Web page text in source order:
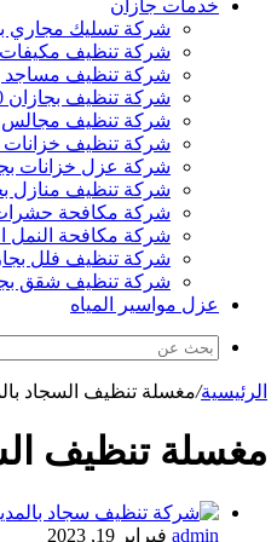
خدمات جازان
شركة تسليك مجاري بجازان _
شركة تنظيف مكيفات بجازان _
شركة تنظيف مساجد بجازان
شركة تنظيف بجازان 0508435210
شركة تنظيف مجالس بجازان _
شركة تنظيف خزانات بجازان _
شركة عزل خزانات بجازان _
شركة تنظيف منازل بجازان _
شركة مكافحة حشرات بجازان
شركة مكافحة النمل الابيض
شركة تنظيف فلل بجازان _ 0508435210 _
شركة تنظيف شقق بجازان _
عزل مواسير المياه
الرئيسية/مغسلة تنظيف السجاد
مغسلة تنظيف
admin فبراير 19, 2023